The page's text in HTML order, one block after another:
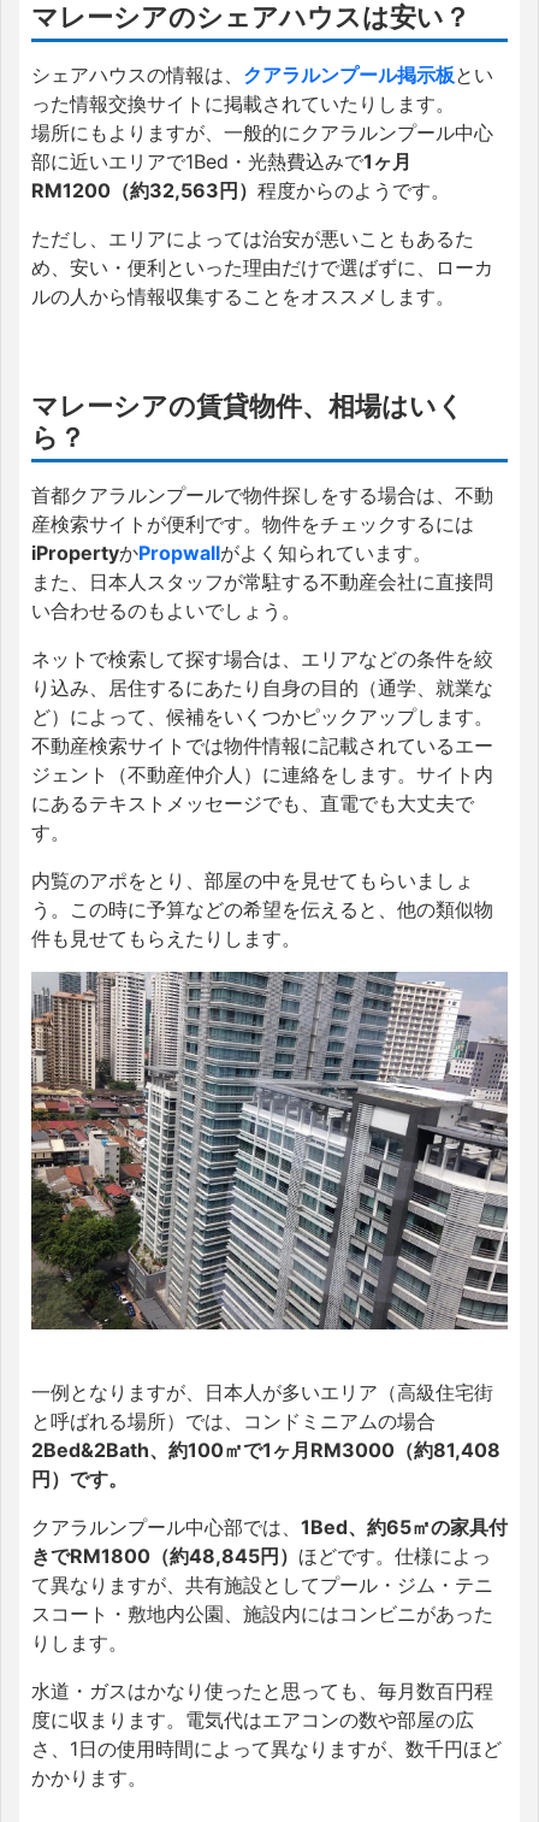
マレーシアのシェアハウスは安い？
シェアハウスの情報は、 クアラルンプール掲示板とい
った情報交換サイトに掲載されていたりします。
場所にもよりますが、一般的にクアラルンプール中心
部に近いエリアで1Bed・光熱費込みで1ヶ月
RM1200（約32,563円） 程度からのようです。
ただし、エリアによっては治安が悪いこともあるた
め、安い・便利といった理由だけで選ばずに、ローカ
ルの人から情報収集することをオススメします。
マレーシアの賃貸物件、相場はいく
ら？
首都クアラルンプールで物件探しをする場合は、不動
産検索サイトが便利です。物件をチェックするには
iPropertyかPropwallがよく知られています。
また、日本人スタッフが常駐する不動産会社に直接問
い合わせるのもよいでしょう。
ネットで検索して探す場合は、エリアなどの条件を絞
り込み、居住するにあたり自身の目的（通学、就業な
ど）によって、候補をいくつかピックアップします。
不動産検索サイトでは物件情報に記載されているエー
ジェント（不動産仲介人）に連絡をします。サイト内
にあるテキストメッセージでも、直電でも大丈夫で
す。
内覧のアポをとり、部屋の中を見せてもらいましょ
う。この時に予算などの希望を伝えると、他の類似物
件も見せてもらえたりします。
一例となりますが、日本人が多いエリア（高級住宅街
と呼ばれる場所）では、コンドミニアムの場合
2Bed&2Bath、約100㎡で1ヶ月RM3000（約81,408
円）です。
クアラルンプール中心部では、 1Bed、約65㎡の家具付
きでRM1800（約48,845円） ほどです。仕様によっ
て異なりますが、共有施設としてプール・ジム・テニ
スコート・敷地内公園、施設内にはコンビニがあった
りします。
水道・ガスはかなり使ったと思っても、毎月数百円程
度に収まります。電気代はエアコンの数や部屋の広
さ、1日の使用時間によって異なりますが、数千円ほど
かかります。